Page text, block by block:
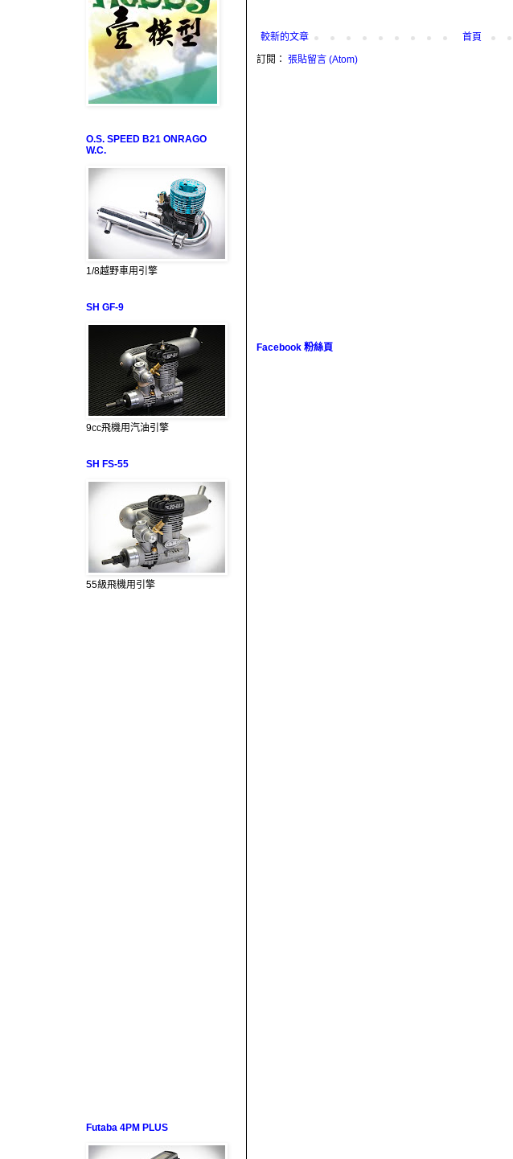
較新的文章
首頁
訂閱： 張貼留言 (Atom)
Facebook 粉絲頁
O.S. SPEED B21 ONRAGO
W.C.
1/8越野車用引擎
SH GF-9
9cc飛機用汽油引擎
SH FS-55
55級飛機用引擎
Futaba 4PM PLUS